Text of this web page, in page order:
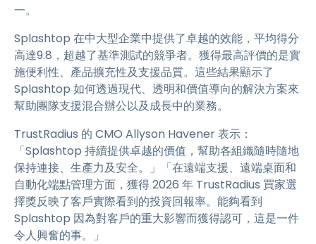
一。
Splashtop 在中大型企業中提供了卓越的效能，平均得分
高達9.8，超越了基準測試的競爭者。獲得最高評價的是實
施便利性、產品擴充性及支援品質。這些結果顯示了
Splashtop 如何透過現代、透明和價值導向的解決方案來
幫助團隊支援混合辦公以及成長中的業務。
TrustRadius 的 CMO Allyson Havener 表示：
「Splashtop 持續提供卓越的價值，幫助各組織隨時隨地
保持連接、生產力及安全。」「在遠端支援、遠端桌面和
自動化端點管理方面，獲得 2026 年 TrustRadius 買家選
擇獎反映了客戶實際看到的投資回報率。能夠看到
Splashtop 因為對客戶的重大影響而獲得認可，這是一件
令人興奮的事。」